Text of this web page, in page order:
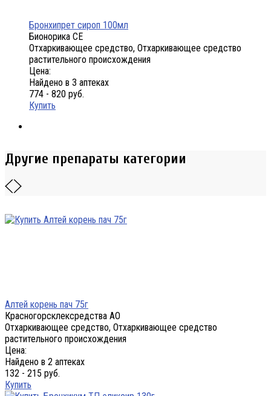
Бронхипрет сироп 100мл
Бионорика СЕ
Отхаркивающее средство, Отхаркивающее средство
растительного происхождения
Цена:
Найдено в 3 аптеках
774 - 820 руб.
Купить
Другие препараты категории
Алтей корень пач 75г
Красногорсклексредства АО
Отхаркивающее средство, Отхаркивающее средство
растительного происхождения
Цена:
Найдено в 2 аптеках
132 - 215 руб.
Купить